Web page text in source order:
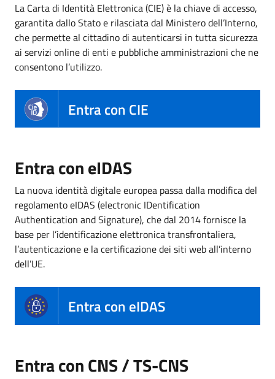
La Carta di Identità Elettronica (CIE) è la chiave di accesso,
garantita dallo Stato e rilasciata dal Ministero dell’Interno,
che permette al cittadino di autenticarsi in tutta sicurezza
ai servizi online di enti e pubbliche amministrazioni che ne
consentono l’utilizzo.
Entra con CIE
Entra con eIDAS
La nuova identità digitale europea passa dalla modifica del
regolamento eIDAS (electronic IDentification
Authentication and Signature), che dal 2014 fornisce la
base per l’identificazione elettronica transfrontaliera,
l’autenticazione e la certificazione dei siti web all’interno
dell’UE.
Entra con eIDAS
Entra con CNS / TS-CNS